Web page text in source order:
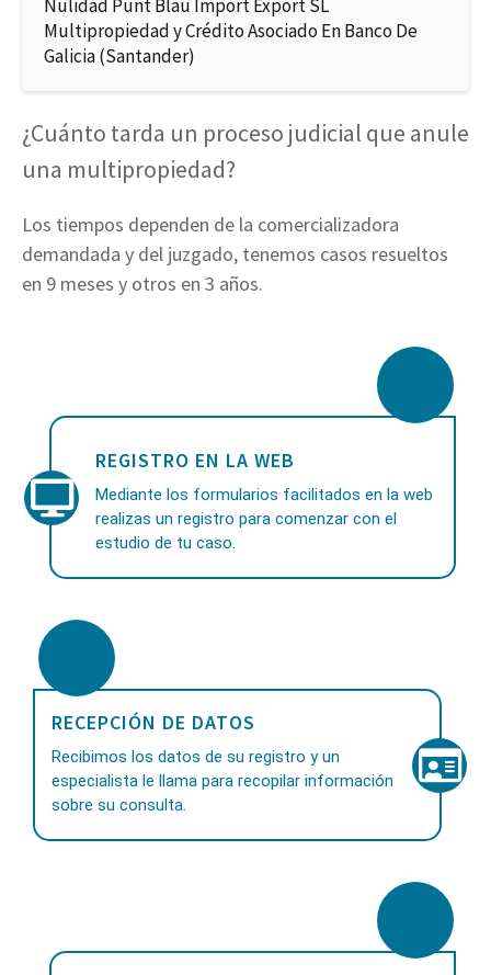
Nulidad Punt Blau Import Export SL
Multipropiedad y Crédito Asociado En Banco De
Galicia (Santander)
¿Cuánto tarda un proceso judicial que anule
una multipropiedad?
Los tiempos dependen de la comercializadora
demandada y del juzgado, tenemos casos resueltos
en 9 meses y otros en 3 años.
REGISTRO EN LA WEB
Mediante los formularios facilitados en la web
realizas un registro para comenzar con el
estudio de tu caso.
RECEPCIÓN DE DATOS
Recibimos los datos de su registro y un
especialista le llama para recopilar información
sobre su consulta.